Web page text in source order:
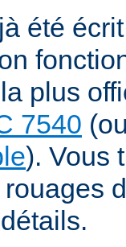
été
plus
7540
). Vous